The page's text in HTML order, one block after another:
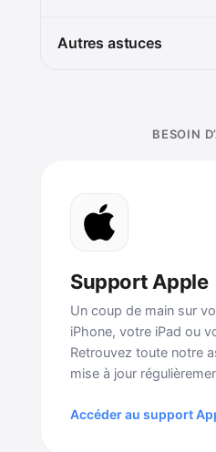
Autres astuces
BESOIN
Support Apple
Un coup de main sur
iPhone, votre iPad ou
Retrouvez toute notre
mise à jour
Accéder au support